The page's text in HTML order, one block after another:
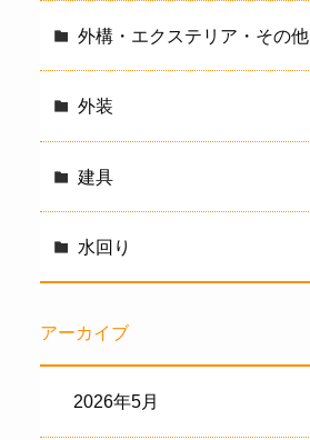
外構・エクステリア・その他
外装
建具
水回り
アーカイブ
2026年5月